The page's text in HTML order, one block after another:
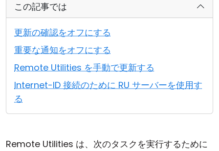
この記事では
更新の確認をオフにする
重要な通知をオフにする
Remote Utilities を手動で更新する
Internet-ID 接続のために RU サーバーを使用す
る
Remote Utilities は、次のタスクを実行するために
Active Directory サポート
MSI 設定
クラウド＆オンプレミス